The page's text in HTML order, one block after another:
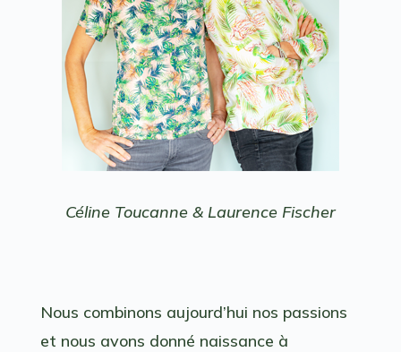
Céline Toucanne & Laurence Fischer
Nous combinons aujourd’hui nos passions
et nous avons donné naissance à